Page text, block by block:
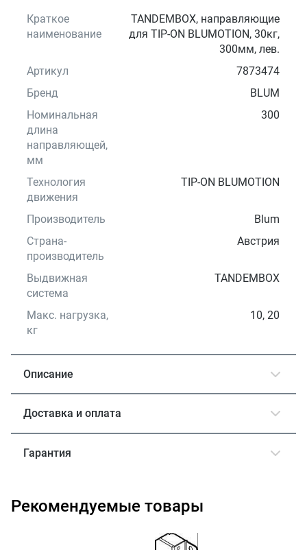
Краткое
наименование
TANDEMBOX, направляющие
для TIP-ON BLUMOTION, 30кг,
300мм, лев.
Артикул
7873474
Бренд
BLUM
Номинальная
длина
направляющей,
мм
300
Технология
движения
TIP-ON BLUMOTION
Производитель
Blum
Страна-
производитель
Австрия
Выдвижная
система
TANDEMBOX
Макс. нагрузка,
кг
10, 20
Описание
Доставка и оплата
Гарантия
Рекомендуемые товары